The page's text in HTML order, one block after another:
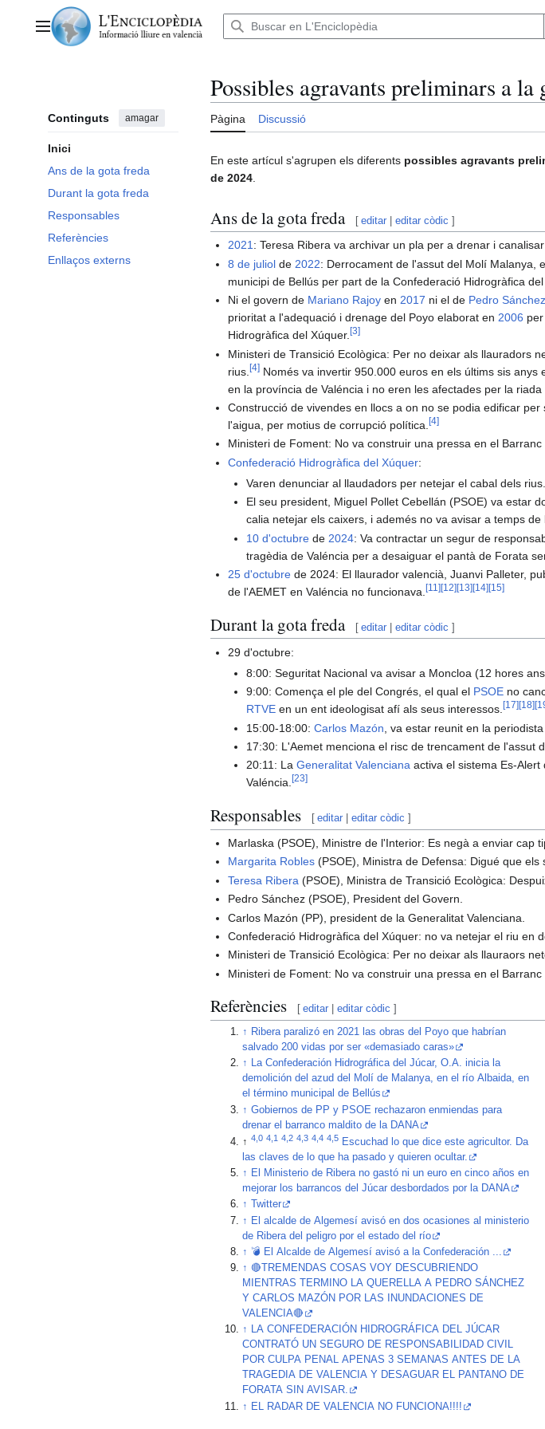
contingutMenú principal
Continguts amagar
Inici
Ans de la gota freda
Durant la gota freda
Responsables
Referències
Enllaços externs
Possibles agravants preliminars a la
Pàgina Discussió
En este artícul s'agrupen els diferents possibles agravants
de 2024
Ans de la gota freda [ editar |editar còdic ]
2021: Teresa Ribera va archivar un pla per a drenar i
8 de juliol de 2022: Derrocament de l'assut del Molí Malanya,
municipi de Bellús per part de la Confederació Hidrogràfica
Ni el govern de Mariano Rajoy en 2017 ni el de Pedro Sánchez
prioritat a l'adequació i drenage del Poyo elaborat en 2006
Hidrogràfica del Xúquer.[3]
Ministeri de Transició Ecològica: Per no deixar als llauradors
rius.[4] Només va invertir 950.000 euros en els últims sis anys
en la província de Valéncia i no eren les afectades per la
Construcció de vivendes en llocs a on no se podia edificar
l'aigua, per motius de corrupció política.[4]
Ministeri de Foment: No va construir una pressa en el Barranc
Confederació Hidrogràfica del Xúquer:
Varen denunciar al llaudadors per netejar el cabal dels rius.
El seu president, Miguel Pollet Cebellán (PSOE) va estar
calia netejar els caixers, i ademés no va avisar a temps de
10 d'octubrede 2024: Va contractar un segur de
tragèdia de Valéncia per a desaiguar el pantà de Forata
25 d'octubre de 2024: El llaurador valencià, Juanvi Palleter,
de l'AEMET en Valéncia no funcionava.[11] [12] [13] [14] [15]
Durant la gota freda [ editar |editar còdic ]
29 d'octubre:
8:00: Seguritat Nacional va avisar a Moncloa (12 hores
9:00: Comença el ple del Congrés, el qual el PSOEno
RTVEen un ent ideologisat afí als seus interessos. [17] [18] [
15:00-18:00: Carlos Mazón , va estar reunit en la periodista
17:30: L'Aemet menciona el risc de trencament de l'assut
20:11: La Generalitat Valencianaactiva el sistema Es-Alert
Valéncia. [23]
Responsables [ editar |editar còdic ]
Marlaska (PSOE), Ministre de l'Interior: Es negà a enviar cap
Margarita Robles (PSOE), Ministra de Defensa: Digué que
Teresa Ribera (PSOE), Ministra de Transició Ecològica:
Pedro Sánchez (PSOE), President del Govern.
Carlos Mazón (PP), president de la Generalitat Valenciana.
Confederació Hidrogràfica del Xúquer: no va netejar el riu en
Ministeri de Transició Ecològica: Per no deixar als llauraors
Ministeri de Foment: No va construir una pressa en el Barranc
Referències [ editar |editar còdic ]
↑ Ribera paralizó en 2021 las obras del Poyo que habrían
salvado 200 vidas por ser «demasiado caras»
↑ La Confederación Hidrográfica del Júcar, O.A. inicia la
demolición del azud del Molí de Malanya, en el río Albaida, en
el término municipal de Bellús
↑ Gobiernos de PP y PSOE rechazaron enmiendas para
drenar el barranco maldito de la DANA
↑4,0 4,1 4,2 4,3 4,4 4,5 Escuchad lo que dice este agricultor. Da
las claves de lo que ha pasado y quieren ocultar.
↑ El Ministerio de Ribera no gastó ni un euro en cinco años en
mejorar los barrancos del Júcar desbordados por la DANA
↑
Twitter
↑ El alcalde de Algemesí avisó en dos ocasiones al ministerio
de Ribera del peligro por el estado del río
↑ 💣 El Alcalde de Algemesí avisó a la Confederación ...
↑ 🔴TREMENDAS COSAS VOY DESCUBRIENDO
MIENTRAS TERMINO LA QUERELLA A PEDRO SÁNCHEZ
Y CARLOS MAZÓN POR LAS INUNDACIONES DE
VALENCIA🔴
↑ LA CONFEDERACIÓN HIDROGRÁFICA DEL JÚCAR
CONTRATÓ UN SEGURO DE RESPONSABILIDAD CIVIL
POR CULPA PENAL APENAS 3 SEMANAS ANTES DE LA
TRAGEDIA DE VALENCIA Y DESAGUAR EL PANTANO DE
FORATA SIN AVISAR.
↑ EL RADAR DE VALENCIA NO FUNCIONA!!!!